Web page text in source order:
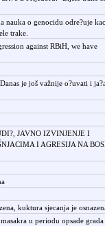
nauka o genocidu odre?uje kao
trake.
against RBiH, we have
je još važnije o?uvati i
JAVNO IZVINJENJE I
I AGRESIJA NA
kuktura sjecanja je
u periodu opsade grada